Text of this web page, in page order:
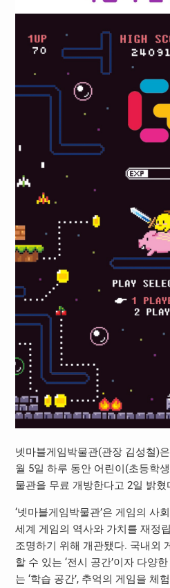
넷마블게임박물관(관장 김성철)
월 5일 하루 동안 어린이(초등학
물관을 무료 개방한다고 2일 밝혔
‘넷마블게임박물관’은 게임의 사
세계 게임의 역사와 가치를 재정
조명하기 위해 개관됐다. 국내외
할 수 있는 ‘전시 공간’이자 다양
는 ‘학습 공간’, 추억의 게임을 체